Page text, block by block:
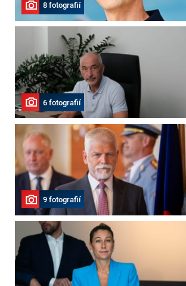
8 fotografií
6 fotografií
9 fotografií